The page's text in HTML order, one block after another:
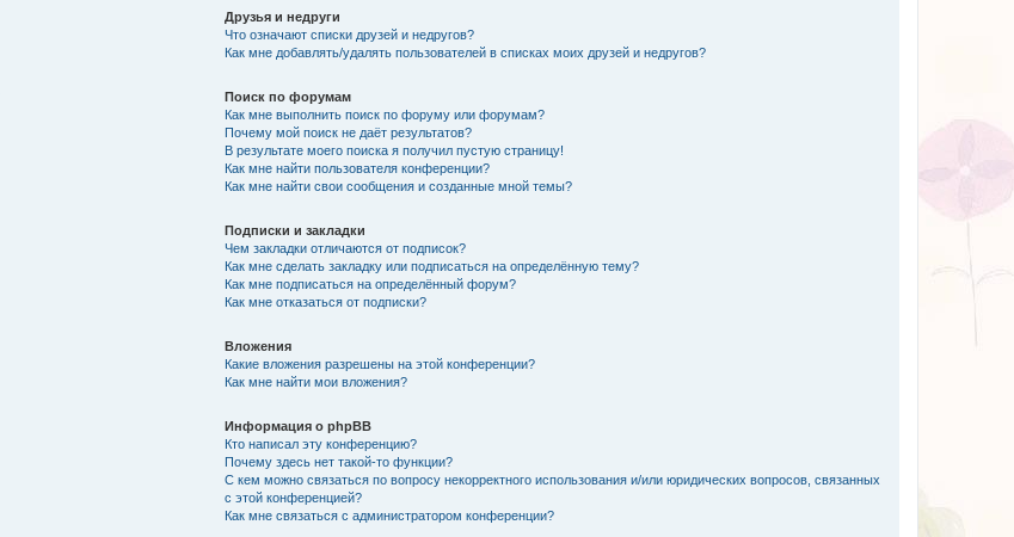
Друзья и недруги
Что означают списки друзей и недругов?
Как мне добавлять/удалять пользователей в списках моих друзей и недругов?
Поиск по форумам
Как мне выполнить поиск по форуму или форумам?
Почему мой поиск не даёт результатов?
В результате моего поиска я получил пустую страницу!
Как мне найти пользователя конференции?
Как мне найти свои сообщения и созданные мной темы?
Подписки и закладки
Чем закладки отличаются от подписок?
Как мне сделать закладку или подписаться на определённую тему?
Как мне подписаться на определённый форум?
Как мне отказаться от подписки?
Вложения
Какие вложения разрешены на этой конференции?
Как мне найти мои вложения?
Информация о phpBB
Кто написал эту конференцию?
Почему здесь нет такой-то функции?
С кем можно связаться по вопросу некорректного использования и/или юридических вопросов, связанных
с этой конференцией?
Как мне связаться с администратором конференции?